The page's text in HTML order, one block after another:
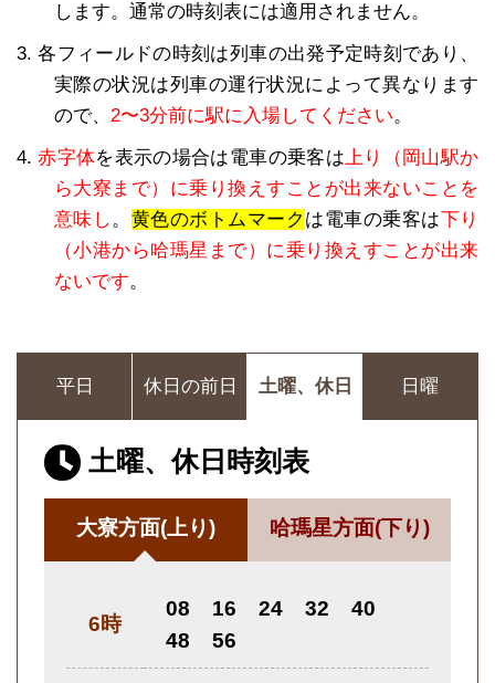
します。通常の時刻表には適用されません。
3. 各フィールドの時刻は列車の出発予定時刻であり、
実際の状況は列車の運行状況によって異なります
ので、 2〜3分前に駅に入場してください。
4.赤字体を表示の場合は電車の乗客は上り（岡山駅か
ら大寮まで）に乗り換えすことが出来ないことを
意味し。 黄色のボトムマーク は電車の乗客は下り
（小港から哈瑪星まで）に乗り換えすことが出来
ないです。
平日 休日の前日 土曜、休日 日曜
土曜、休日時刻表
大寮方面(上り)
6時
08 16 24 32
40
48
56
哈瑪星方面(下り)